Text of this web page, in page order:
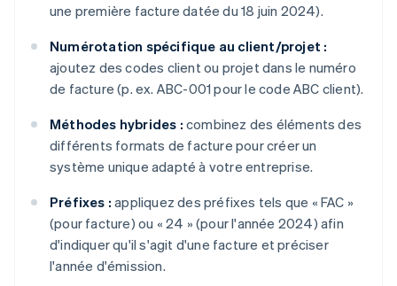
une première facture datée du 18 juin 2024).
Numérotation spécifique au client/projet :
ajoutez des codes client ou projet dans le numéro
de facture (p. ex. ABC-001 pour le code ABC client).
Méthodes hybrides : combinez des éléments des
différents formats de facture pour créer un
système unique adapté à votre entreprise.
Préfixes : appliquez des préfixes tels que « FAC »
(pour facture) ou « 24 » (pour l'année 2024) afin
d'indiquer qu'il s'agit d'une facture et préciser
l'année d'émission.